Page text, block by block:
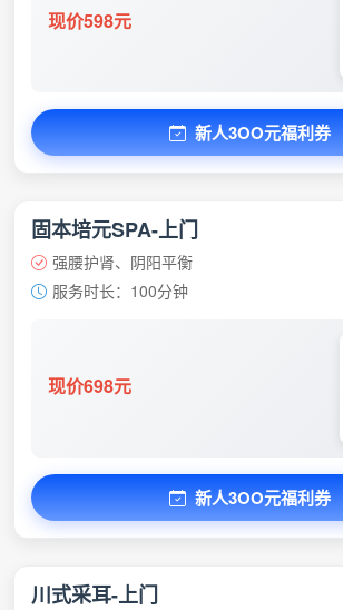
现价598元
新人3OO元福利券
固本培元SPA-上门
强腰护肾、阴阳平衡
服务时长：100分钟
现价698元
新人3OO元福利券
川式采耳-上门